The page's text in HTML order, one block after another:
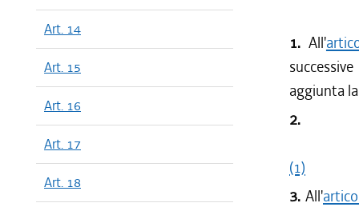
Art. 14
Art. 15
Art. 16
Art. 17
Art. 18
dal 01/
dal 01/
dal 28/
dal 28/
dal 13/
1. All'
aggiunta
2.
(1)
3. All'